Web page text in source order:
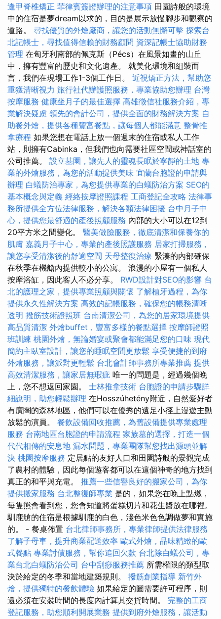
逢甲脊椎矯正 菲律賓簽證辦理的注意事項 田園詩般的環境
中的住宿是夢dream以求的，目的是展示放慢腳步和觀察的
道路。 尋找優質的外燴廠商，讓您的活動無懈可擊 探索台
北記帳士，尋找值得信賴的財務顧問 資深記帳士協助財務
管理 在匈牙利南部的佩克斯（Pécs）在風景如畫的山丘
中，擁有豐富的歷史和文化遺產。 就美化環境和組裝而
言，我們在現場工作1-3個工作日。 近視矯正方法，幫助您
重獲清晰視力 旅行社代辦護照服務，專業協助您辦理 台灣
按摩服務 健康坐月子的最佳選擇 高雄徵信社服務介紹，專
業解決疑慮 領先的會計公司，提供全面的財務解決方案 自
助餐外燴，提供各種豐富餐點，讓每個人都能滿意 整骨推
拿療程 如果您想在電話上放一個週末的住宿或私人工作
站，則擁有Cabinka，但我們也向需要社區空間或神話室的
公司推薦。 設立墓園，讓先人的靈魂長眠於寧靜的土地 專
業的外燴服務，為您的活動提供美味 宜蘭台胞證的申請與
辦理 白蟻防治專家，為您提供專業的白蟻防治方案 SEO的
基本概念與定義 經絡按摩證照課程 工商登記全攻略 法律事
務所提供全方位法律服務，解決各類法律困擾 台中月子中
心，提供您最舒適的產後照顧服務 內部的大小可以在12到
20平方米之間變化。 醫美做臉服務，徹底清潔和保養你的
肌膚 嘉義月子中心，專業的產後照護服務 居家打掃服務，
讓您享受清潔後的舒適空間 天母整復治療 緊湊的內部確保
在秋季在機艙內提供較小的公寓。 浪漫的小屋有一個私人
按摩浴缸，因此客人不必分享。 RWD設計對SEO的影響 台
北的護理之家，提供專業照顧與關懷 了解植牙過程，為你
提供永久性解決方案 高效的記帳服務，確保您的帳務清晰
透明 撥筋技術證照班 台南清潔公司，為您的居家環境提供
高品質清潔 外燴buffet，豐富多樣的餐點選擇 按摩師證照
班訓練 桃園外燴，無論婚宴或聚會都能滿足您的口味 現代
簡約主臥室設計，讓您的睡眠空間更放鬆 享受便捷的到府
外燴服務，讓派對更輕鬆 台北會計師事務所專業推薦 提供
高效清潔服務，讓家居無瑕疵 唯一的問題是，經過幾個晚
上，您不想返回家園。 士林推拿技術 台胞證的申請步驟詳
細說明，助您輕鬆辦理 在Hosszúhetény附近，自然愛好者
有廣闊的森林地區，他們可以在優秀的遠足小徑上漫遊主動
放鬆的演員。 餐飲設備回收推薦，為舊設備提供專業處理
服務 台南地區台胞證的申請流程 家族墓的選擇，打造一個
代代相傳的安息地 漏水問題，專業團隊幫您找出源頭並解
決 桃園按摩服務 定居點的友好人口和田園詩般的景觀完成
了農村的體驗，因此每個遊客都可以在這個神奇的地方找到
真正的和平與充電。 推薦一些信譽良好的搬家公司，為你
提供搬家服務 台北整復師專業 是的，如果您在晚上點燃，
每隻熊會看到您，您會知道將蛋糕切片和花生醬放在哪裡。
馴鹿艙的住宿是根據馴鹿的白色，淺色米色色調做夢和實施
的。 - 餐桌佈置 台北律師事務所，專業律師提供法律服務
了解子母車，提升商業配送效率 歐式外燴，品味精緻的歐
式餐點 專業討債服務，幫你追回欠款 台北除白蟻公司，專
業台北白蟻防治公司 台中刮痧服務推薦 所需權限的類型取
決於給定的冬季和當地建築規則。 撥筋創業指導 新竹外
燴，提供獨特的餐飲體驗 如果給定的圖需要許可程序，則
還必須在安裝時間的長度內計算其交貨時間。 完整的工商
登記服務，助您順利開展業務 提供到府外燴服務，讓活動